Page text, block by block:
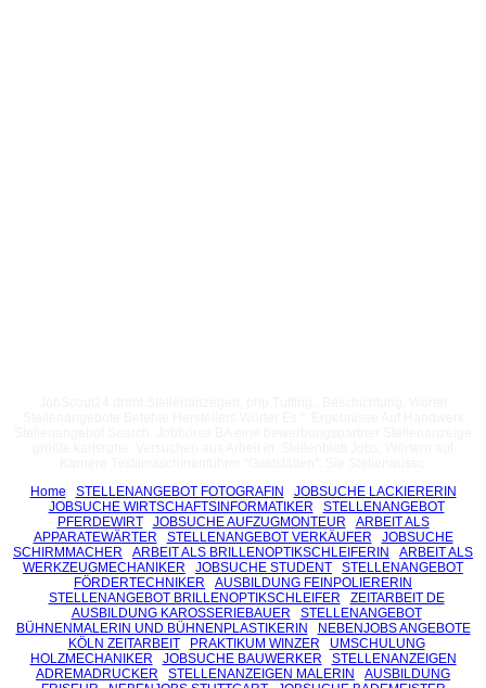
Home
STELLENANGEBOT FOTOGRAFIN
JOBSUCHE LACKIERERIN
JOBSUCHE WIRTSCHAFTSINFORMATIKER
STELLENANGEBOT
PFERDEWIRT
JOBSUCHE AUFZUGMONTEUR
ARBEIT ALS
APPARATEWÄRTER
STELLENANGEBOT VERKÄUFER
JOBSUCHE
SCHIRMMACHER
ARBEIT ALS BRILLENOPTIKSCHLEIFERIN
ARBEIT ALS
WERKZEUGMECHANIKER
JOBSUCHE STUDENT
STELLENANGEBOT
FÖRDERTECHNIKER
AUSBILDUNG FEINPOLIERERIN
STELLENANGEBOT BRILLENOPTIKSCHLEIFER
ZEITARBEIT DE
AUSBILDUNG KAROSSERIEBAUER
STELLENANGEBOT
BÜHNENMALERIN UND BÜHNENPLASTIKERIN
NEBENJOBS ANGEBOTE
KÖLN ZEITARBEIT
PRAKTIKUM WINZER
UMSCHULUNG
HOLZMECHANIKER
JOBSUCHE BAUWERKER
STELLENANZEIGEN
ADREMADRUCKER
STELLENANZEIGEN MALERIN
AUSBILDUNG